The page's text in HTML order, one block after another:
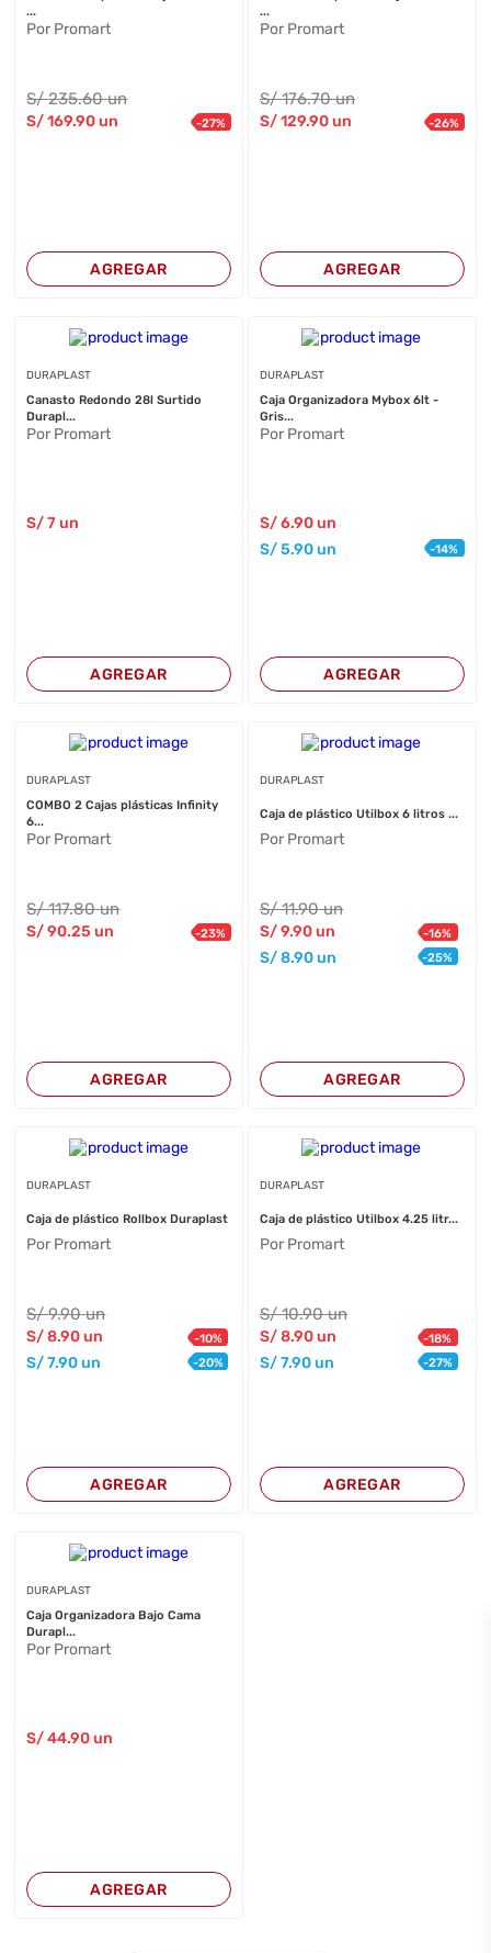
...
Por Promart
S/235.60 un
S/169.90 un -27%
AGREGAR
...
Por Promart
S/176.70 un
S/129.90un -26%
AGREGAR
DURAPLAST
Canasto Redondo 28l Surtido
Durapl...
Por Promart
S/7 un
AGREGAR
DURAPLAST
Caja Organizadora Mybox 6lt -
Gris...
Por Promart
S/6.90un
S/5.90un -14%
AGREGAR
DURAPLAST
COMBO 2 Cajas plásticas Infinity
6...
Por Promart
S/117.80 un
S/90.25 un -23%
AGREGAR
DURAPLAST
Caja de plástico Utilbox 6 litros ...
Por Promart
S/11.90 un
S/9.90un -16%
S/8.90un -25%
AGREGAR
DURAPLAST
Caja de plástico Rollbox Duraplast
Por Promart
S/9.90 un
S/8.90 un -10%
S/7.90 un -20%
AGREGAR
DURAPLAST
Caja de plástico Utilbox 4.25 litr...
Por Promart
S/10.90 un
S/8.90un -18%
S/7.90un -27%
AGREGAR
DURAPLAST
Caja Organizadora Bajo Cama
Durapl...
Por Promart
S/44.90 un
AGREGAR